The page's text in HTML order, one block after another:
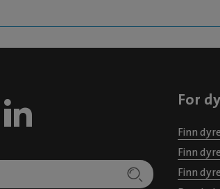
For
Finn
Finn
Finn